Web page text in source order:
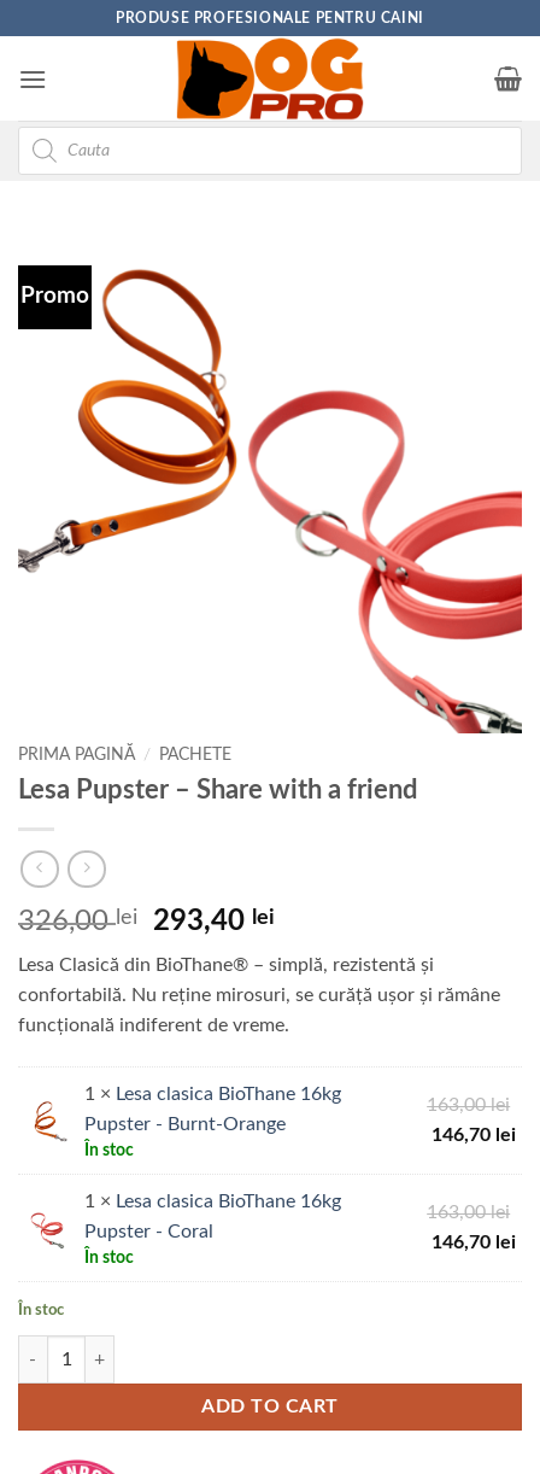
content
PRODUSE PROFESIONALE PENTRU CAINI
Products
search
Promo
PRIMA PAGINĂ / PACHETE
Lesa Pupster – Share with a friend
326,00 lei
Prețul
a
fost:
326,00 lei.
293,40 lei
este:
293,40 lei.
Lesa Clasică din BioThane® – simplă, rezistentă și
confortabilă. Nu reține mirosuri, se curăță ușor și rămâne
funcțională indiferent de vreme.
1 × Lesa clasica BioThane 16kg
Pupster - Burnt-Orange
În stoc
163,00lei
146,70 lei
1 × Lesa clasica BioThane 16kg
Pupster - Coral
În stoc
163,00lei
146,70 lei
În stoc
Cantitate Lesa Pupster - Share with a friend
ADD TO CART